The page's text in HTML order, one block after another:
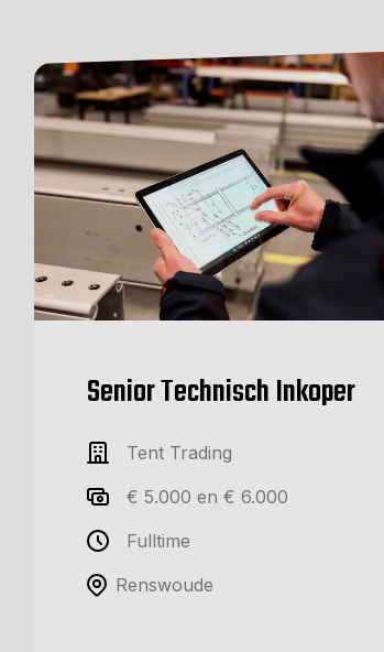
Senior Technisch Inkoper
Tent Trading
€ 5.000 en € 6.000
Fulltime
Renswoude